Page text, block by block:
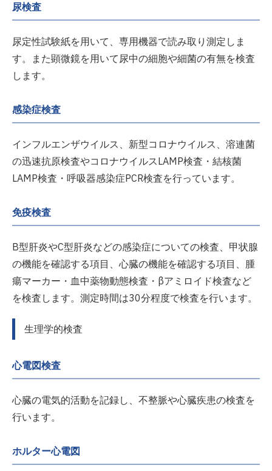
尿検査
尿定性試験紙を用いて、専用機器で読み取り測定しま
す。また顕微鏡を用いて尿中の細胞や細菌の有無を検査
します。
感染症検査
インフルエンザウイルス、新型コロナウイルス、溶連菌
の迅速抗原検査やコロナウイルスLAMP検査・結核菌
LAMP検査・呼吸器感染症PCR検査を行っています。
免疫検査
B型肝炎やC型肝炎などの感染症についての検査、甲状腺
の機能を確認する項目、心臓の機能を確認する項目、腫
瘍マーカー・血中薬物動態検査・βアミロイド検査など
を検査します。測定時間は30分程度で検査を行います。
生理学的検査
心電図検査
心臓の電気的活動を記録し、不整脈や心臓疾患の検査を
行います。
ホルター心電図